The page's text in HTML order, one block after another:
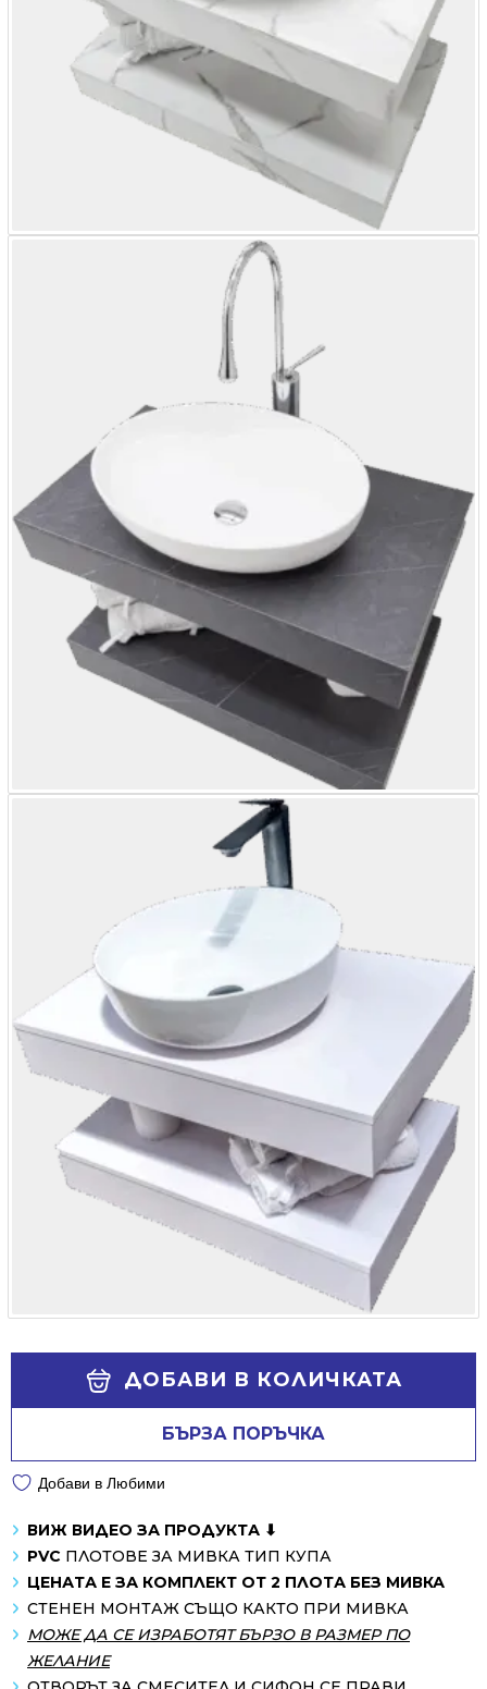
ДОБАВИ В КОЛИЧКАТА
БЪРЗА ПОРЪЧКА
Добави в Любими
ВИЖ ВИДЕО ЗА ПРОДУКТА ⬇
PVC ПЛОТОВЕ ЗА МИВКА ТИП КУПА
ЦЕНАТА Е ЗА КОМПЛЕКТ ОТ 2 ПЛОТА БЕЗ МИВКА
СТЕНЕН МОНТАЖ СЪЩО КАКТО ПРИ МИВКА
МОЖЕ ДА СЕ ИЗРАБОТЯТ БЪРЗО В РАЗМЕР ПО
ЖЕЛАНИЕ